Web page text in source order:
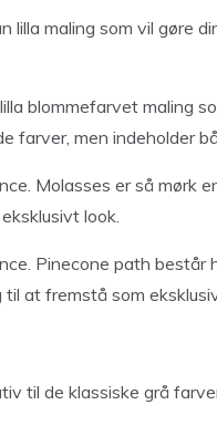
lilla maling som vil gøre
blommefarvet maling
farver, men indeholder
Molasses er så mørk
look.
Pinecone path består
at fremstå som
til de klassiske grå